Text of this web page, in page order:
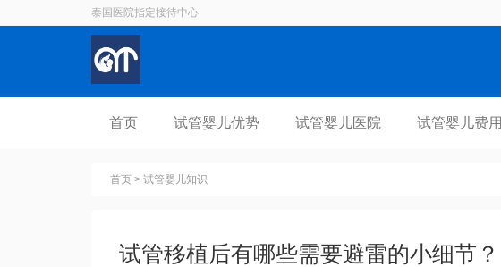
泰国医院指定接待中心
首页 试管婴儿优势 试管婴儿医院 试管婴儿费用
首页 > 试管婴儿知识
试管移植后有哪些需要避雷的小细节？